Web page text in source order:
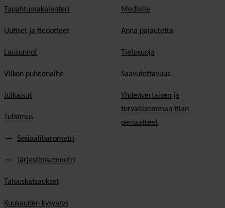
Tapahtumakalenteri
Uutiset ja tiedotteet
Lausunnot
Viikon puheenaihe
Julkaisut
Tutkimus
Sosiaalibarometri
Järjestöbarometri
Talouskatsaukset
Kuukauden kysymys
Medialle
Anna palautetta
Tietosuoja
Saavutettavuus
Yhdenvertaisen ja
turvallisemman tilan
periaatteet